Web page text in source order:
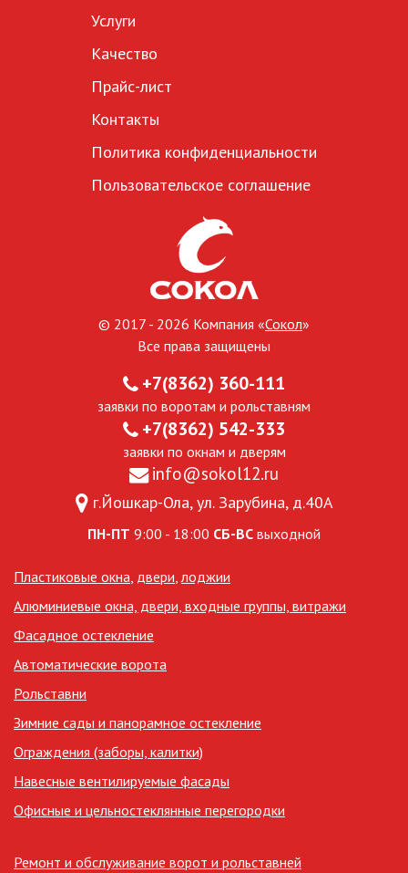
Услуги
Качество
Прайс-лист
Контакты
Политика конфиденциальности
Пользовательское соглашение
© 2017 - 2026 Компания «Сокол»
Все права защищены
+7(8362) 360-111
заявки по воротам и рольставням
+7(8362) 542-333
заявки по окнам и дверям
info@sokol12.ru
г.Йошкар-Ола, ул. Зарубина, д.40А
ПН-ПТ 9:00 - 18:00 СБ-ВС выходной
Пластиковые окна двери лоджии
Алюминиевые окна, двери, входные группы, витражи
Фасадное остекление
Автоматические ворота
Рольставни
Зимние сады и панорамное остекление
Ограждения (заборы, калитки)
Навесные вентилируемые фасады
Офисные и цельностеклянные перегородки
Ремонт и обслуживание ворот и рольставней